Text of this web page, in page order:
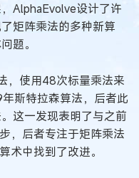
AlphaEvolve设计了许
矩阵乘法的多种新算
题。
，使用48次标量乘法来
斯特拉森算法，后者此
这一发现表明了与之前
，后者专注于矩阵乘法
术中找到了改进。